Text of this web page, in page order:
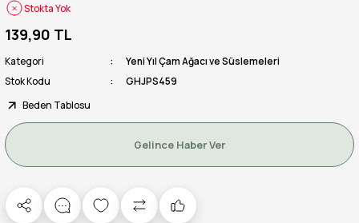
Stokta Yok
139,90 TL
Kategori
Yeni Yıl Çam Ağacı ve Süslemeleri
Stok Kodu
GHJPS459
Beden Tablosu
Gelince Haber Ver